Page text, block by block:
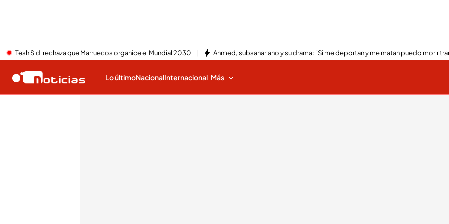
Tesh Sidi rechaza que Marruecos organice el Mundial 2030 Ahmed, subsahariano y su drama: "Si me deportan y me matan puedo morir
Lo últimoNacionalInternacional Más